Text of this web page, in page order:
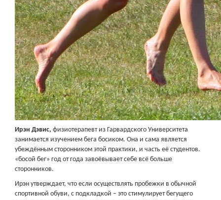
Ирэн Дэвис, физиотерапевт из Гарвардского Университета
занимается изучением бега босиком. Она и сама является
убеждённым сторонником этой практики, и часть её студентов.
«босой бег» год от года завоёвывает себе всё больше
сторонников.
Ирэн утверждает, что если осуществлять пробежки в обычной
спортивной обуви, с подкладкой – это стимулирует бегущего